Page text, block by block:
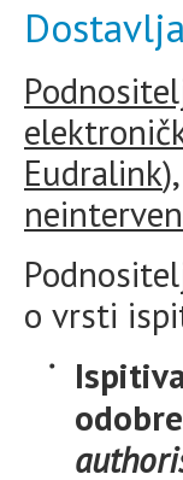
Eudralink),
o vrsti